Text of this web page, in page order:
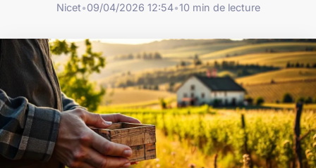
Nicet•09/04/2026 12:54•10 min de lecture